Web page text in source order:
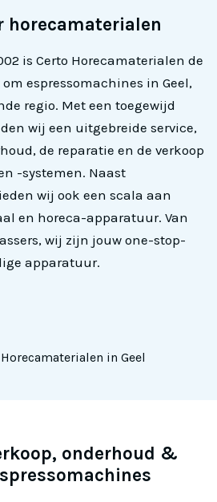
horecamaterialen
is Certo Horecamaterialen de
espressomachines in Geel,
regio. Met een toegewijd
wij een uitgebreide service,
de reparatie en de verkoop
-systemen. Naast
wij ook een scala aan
en horeca-apparatuur. Van
wij zijn jouw one-stop-
apparatuur.
onderhoud &